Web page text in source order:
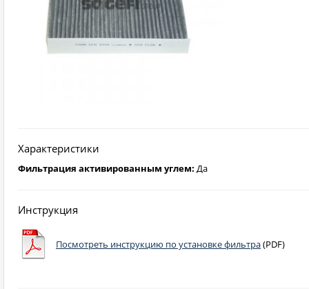
Характеристики
Фильтрация активированным углем: Да
Инструкция
Посмотреть инструкцию по установке фильтра(PDF)